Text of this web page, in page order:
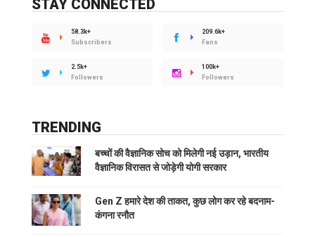
STAY CONNECTED
58.3k+
Subscribers
209.6k+
Fans
2.5k+
Followers
100k+
Followers
TRENDING
बच्चों की वैज्ञानिक सोच को मिलेगी नई उड़ान, भारतीय
वैज्ञानिक विरासत से जोड़ेगी योगी सरकार
Gen Z हमारे देश की ताकत, कुछ लोग कर रहे बदनाम-
कंगना रनौत